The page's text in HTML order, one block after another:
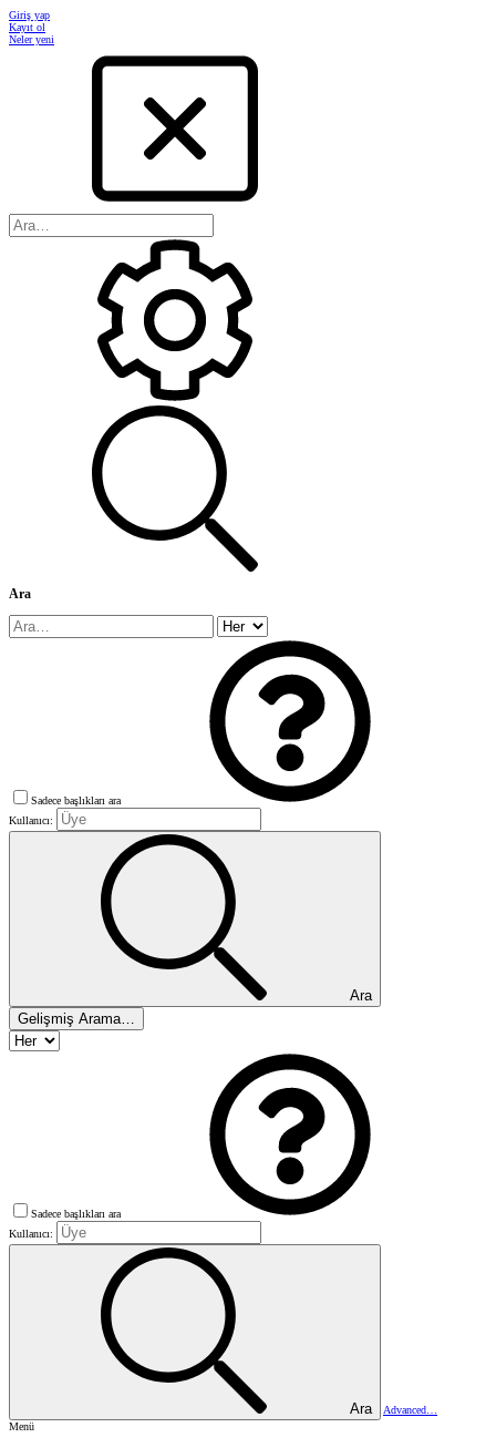
Giriş yap
Kayıt ol
Neler yeni
Ara
Sadece başlıkları ara
Kullanıcı:
Ara
Gelişmiş Arama…
Sadece başlıkları ara
Kullanıcı:
Ara
Advanced…
Menü